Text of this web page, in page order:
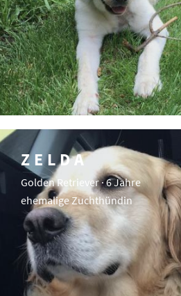
ZELDA
Golden Retriever · 6 Jahre
ehemalige Zuchthündin